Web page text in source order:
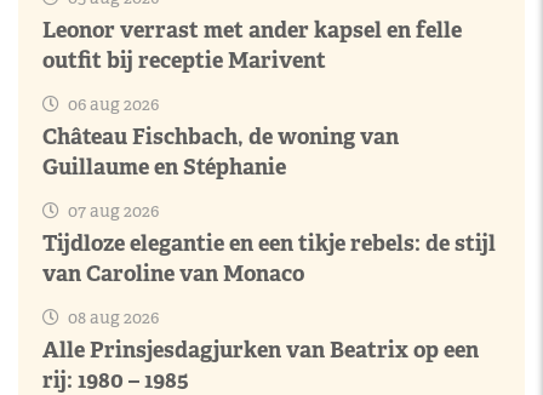
Leonor verrast met ander kapsel en felle
outfit bij receptie Marivent
06 aug 2026
Château Fischbach, de woning van
Guillaume en Stéphanie
07 aug 2026
Tijdloze elegantie en een tikje rebels: de stijl
van Caroline van Monaco
08 aug 2026
Alle Prinsjesdagjurken van Beatrix op een
rij: 1980 – 1985